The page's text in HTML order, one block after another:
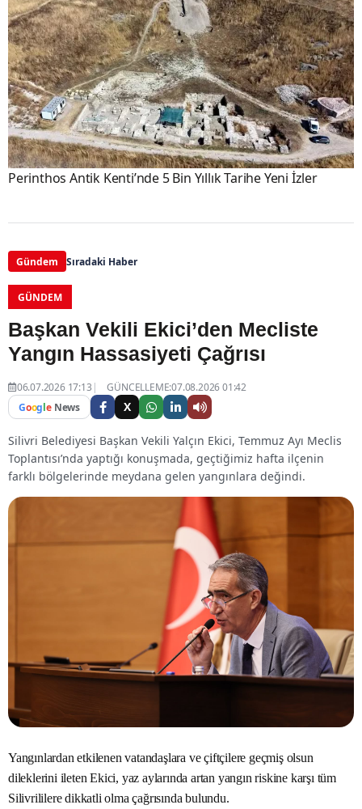
Perinthos Antik Kenti’nde 5 Bin Yıllık Tarihe Yeni İzler
Gündem Sıradaki Haber
GÜNDEM
Başkan Vekili Ekici’den Mecliste
Yangın Hassasiyeti Çağrısı
06.07.2026 17:13
GÜNCELLEME:07.08.2026 01:42
Google News X
Silivri Belediyesi Başkan Vekili Yalçın Ekici, Temmuz Ayı Meclis
Toplantısı’nda yaptığı konuşmada, geçtiğimiz hafta ilçenin
farklı bölgelerinde meydana gelen yangınlara değindi.
Yangınlardan etkilenen vatandaşlara ve çiftçilere geçmiş olsun
dileklerini ileten Ekici, yaz aylarında artan yangın riskine karşı tüm
Silivrililere dikkatli olma çağrısında bulundu.